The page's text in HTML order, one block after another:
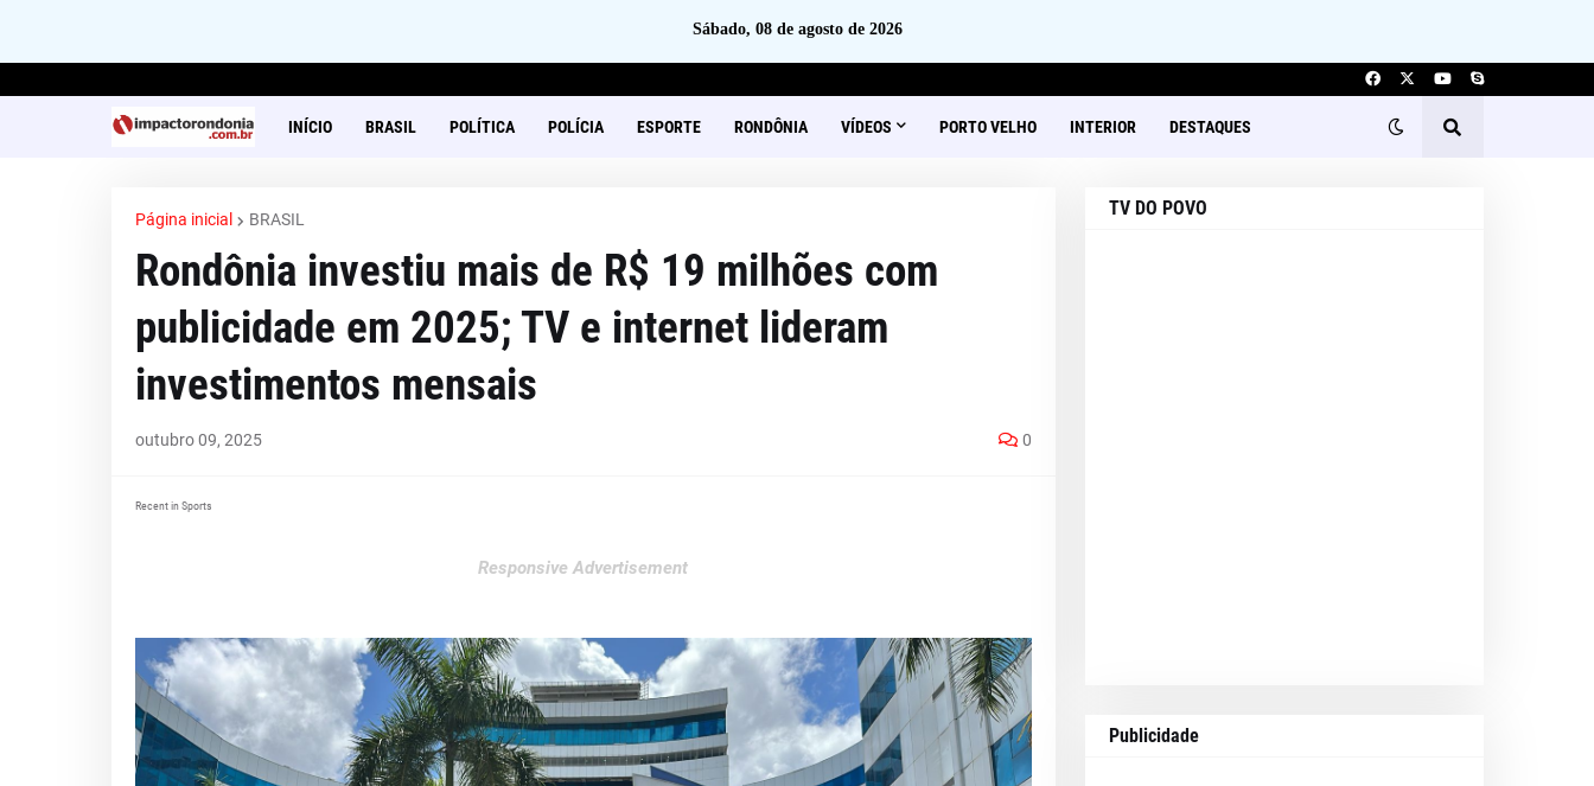
Sábado, 08 de agosto de 2026
INÍCIO BRASIL POLÍTICA POLÍCIA ESPORTE RONDÔNIA VÍDEOS PORTO VELHO INTERIOR DESTAQUES
Página inicial BRASIL
Rondônia investiu mais de R$ 19 milhões com
publicidade em 2025; TV e internet lideram
investimentos mensais
outubro 09, 2025 0
Recent in Sports
Responsive Advertisement
TV DO POVO
Publicidade